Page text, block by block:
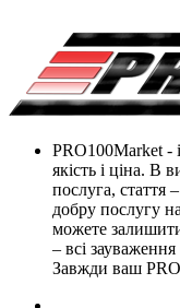
PRO100Market -
якість і ціна. В
послуга, стаття
добру послугу
можете
– всі зауваження
Завжди ваш